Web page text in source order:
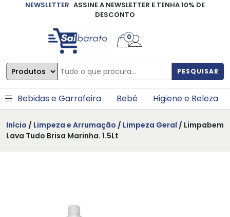
NEWSLETTER ASSINE A NEWSLETTER E TENHA 10% DE
DESCONTO
PESQUISAR
0
Bebidas e Garrafeira Bebé Higiene e Beleza
Início / Limpeza e Arrumação / Limpeza Geral / Limpabem
Lava Tudo Brisa Marinha. 1.5Lt